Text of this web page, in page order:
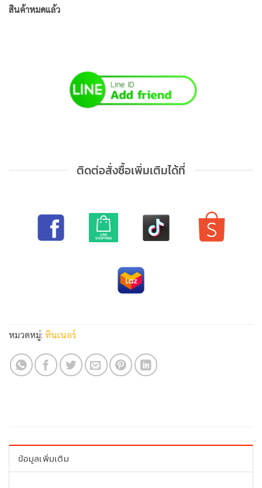
สินค้าหมดแล้ว
ติดต่อสั่งซื้อเพิ่มเติมได้ที่
หมวดหมู่: ทินเนอร์
ข้อมูลเพิ่มเติม